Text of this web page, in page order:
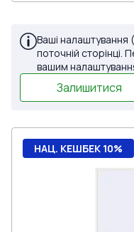
Ваші налаштування
поточній сторінці.
вашим
Залишитися
НАЦ. КЕШБЕК 10%